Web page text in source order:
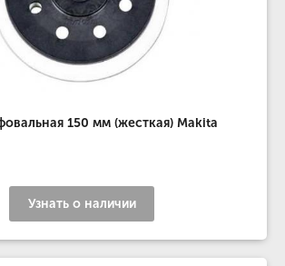
150 мм (жесткая) Makita
Узнать о наличии